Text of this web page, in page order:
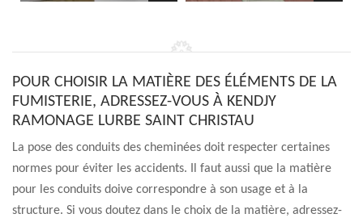
POUR CHOISIR LA MATIÈRE DES ÉLÉMENTS DE LA
FUMISTERIE, ADRESSEZ-VOUS À KENDJY
RAMONAGE LURBE SAINT CHRISTAU
La pose des conduits des cheminées doit respecter certaines
normes pour éviter les accidents. Il faut aussi que la matière
pour les conduits doive correspondre à son usage et à la
structure. Si vous doutez dans le choix de la matière, adressez-